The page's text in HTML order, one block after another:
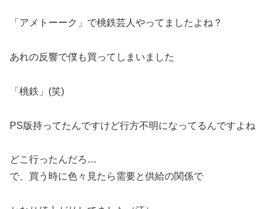
「アメトーーク」で桃鉄芸人やってましたよね？
あれの反響で僕も買ってしまいました
「桃鉄」(笑)
PS版持ってたんですけど行方不明になってるんですよね
どこ行ったんだろ…
で、買う時に色々見たら需要と供給の関係で